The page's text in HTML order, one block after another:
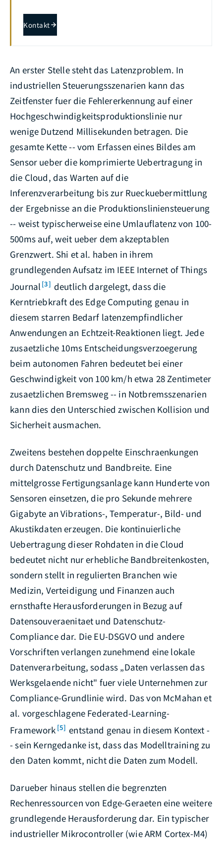
Kontakt
An erster Stelle steht das Latenzproblem. In
industriellen Steuerungsszenarien kann das
Zeitfenster fuer die Fehlererkennung auf einer
Hochgeschwindigkeitsproduktionslinie nur
wenige Dutzend Millisekunden betragen. Die
gesamte Kette -- vom Erfassen eines Bildes am
Sensor ueber die komprimierte Uebertragung in
die Cloud, das Warten auf die
Inferenzverarbeitung bis zur Rueckuebermittlung
der Ergebnisse an die Produktionsliniensteuerung
-- weist typischerweise eine Umlauflatenz von 100-
500ms auf, weit ueber dem akzeptablen
Grenzwert. Shi et al. haben in ihrem
grundlegenden Aufsatz im IEEE Internet of Things
Journal [3] deutlich dargelegt, dass die
Kerntriebkraft des Edge Computing genau in
diesem starren Bedarf latenzempfindlicher
Anwendungen an Echtzeit-Reaktionen liegt. Jede
zusaetzliche 10ms Entscheidungsverzoegerung
beim autonomen Fahren bedeutet bei einer
Geschwindigkeit von 100 km/h etwa 28 Zentimeter
zusaetzlichen Bremsweg -- in Notbremsszenarien
kann dies den Unterschied zwischen Kollision und
Sicherheit ausmachen.
Zweitens bestehen doppelte Einschraenkungen
durch Datenschutz und Bandbreite. Eine
mittelgrosse Fertigungsanlage kann Hunderte von
Sensoren einsetzen, die pro Sekunde mehrere
Gigabyte an Vibrations-, Temperatur-, Bild- und
Akustikdaten erzeugen. Die kontinuierliche
Uebertragung dieser Rohdaten in die Cloud
bedeutet nicht nur erhebliche Bandbreitenkosten,
sondern stellt in regulierten Branchen wie
Medizin, Verteidigung und Finanzen auch
ernsthafte Herausforderungen in Bezug auf
Datensouveraenitaet und Datenschutz-
Compliance dar. Die EU-DSGVO und andere
Vorschriften verlangen zunehmend eine lokale
Datenverarbeitung, sodass „Daten verlassen das
Werksgelaende nicht" fuer viele Unternehmen zur
Compliance-Grundlinie wird. Das von McMahan et
al. vorgeschlagene Federated-Learning-
Framework [5] entstand genau in diesem Kontext -
- sein Kerngedanke ist, dass das Modelltraining zu
den Daten kommt, nicht die Daten zum Modell.
Darueber hinaus stellen die begrenzten
Rechenressourcen von Edge-Geraeten eine weitere
grundlegende Herausforderung dar. Ein typischer
industrieller Mikrocontroller (wie ARM Cortex-M4)